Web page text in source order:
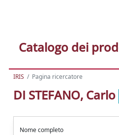
Catalogo dei
IRIS Pagina ricercatore
DI STEFANO, Carlo
Nome completo